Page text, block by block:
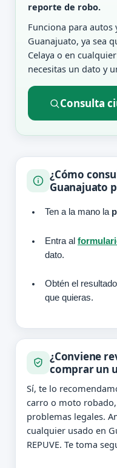
reporte de robo.
Funciona para autos
Guanajuato, ya sea
Celaya o en
necesitas un dato y
Consulta
¿Cómo
Guanajuato
Ten a la mano la
Entra al
dato.
Obtén el
que quieras.
¿Conviene
comprar un
Sí, te lo
carro o moto robado,
problemas legales.
cualquier usado en
REPUVE. Te toma